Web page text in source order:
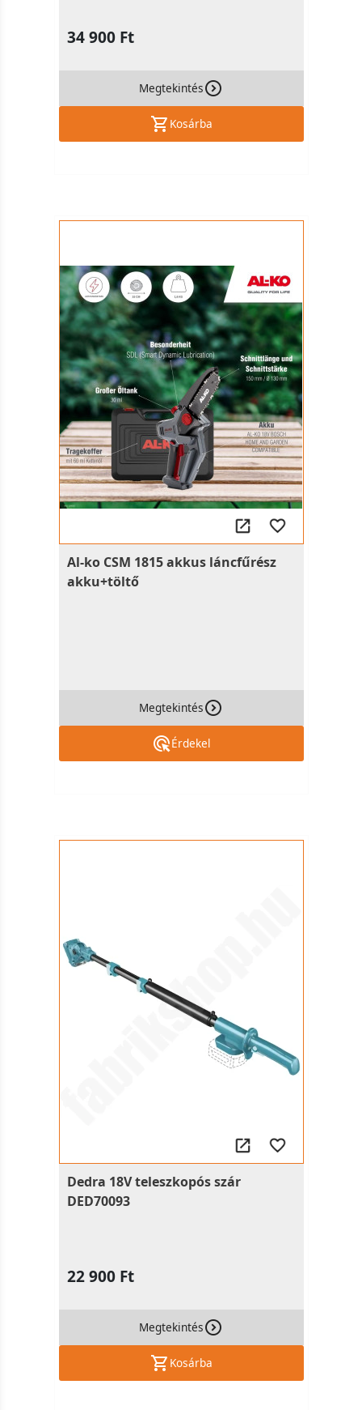
34 900 Ft
Megtekintés
Kosárba
Al-ko CSM 1815 akkus láncfűrész
akku+töltő
Megtekintés
Érdekel
Dedra 18V teleszkopós szár
DED70093
22 900 Ft
Megtekintés
Kosárba